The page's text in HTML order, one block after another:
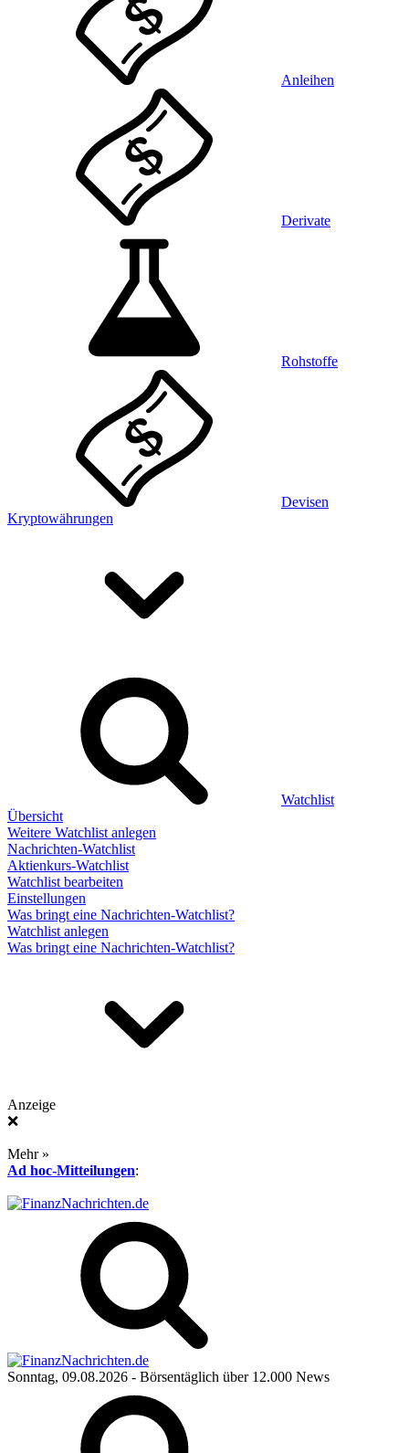
Anleihen
Derivate
Rohstoffe
Devisen
Kryptowährungen
Watchlist
Übersicht
Weitere Watchlist anlegen
Nachrichten-Watchlist
Aktienkurs-Watchlist
Watchlist bearbeiten
Einstellungen
Was bringt eine Nachrichten-Watchlist?
Watchlist anlegen
Was bringt eine Nachrichten-Watchlist?
Anzeige
❌
Mehr »
Ad hoc-Mitteilungen:
Sonntag, 09.08.2026 - Börsentäglich über 12.000 News